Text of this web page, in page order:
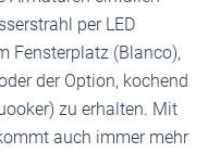
per LED
Fensterplatz (Blanco),
der Option, kochend
zu erhalten. Mit
auch immer mehr